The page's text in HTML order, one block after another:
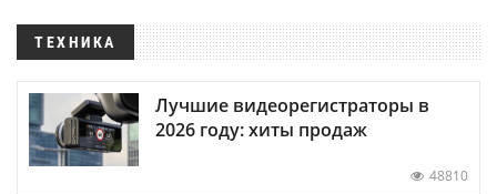
ТЕХНИКА
Лучшие видеорегистраторы в
2026 году: хиты продаж
48810